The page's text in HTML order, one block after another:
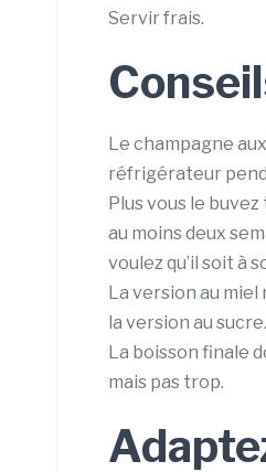
Servir frais.
Le champagne
réfrigérateur
Plus vous le
au moins deux
voulez qu’il soit à
La version au
la version au sucre.
La boisson finale
mais pas trop.